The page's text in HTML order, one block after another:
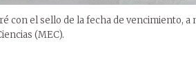
con el sello de la fecha de vencimiento,
(MEC).